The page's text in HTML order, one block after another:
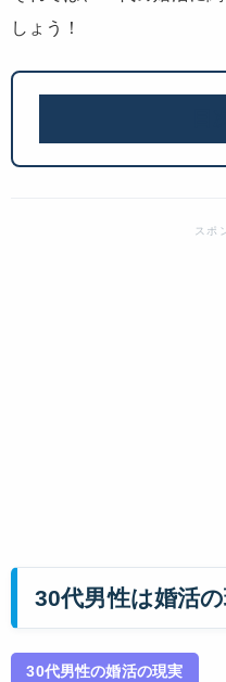
しょう！
30代男性は婚活
30代男性の婚活の現実